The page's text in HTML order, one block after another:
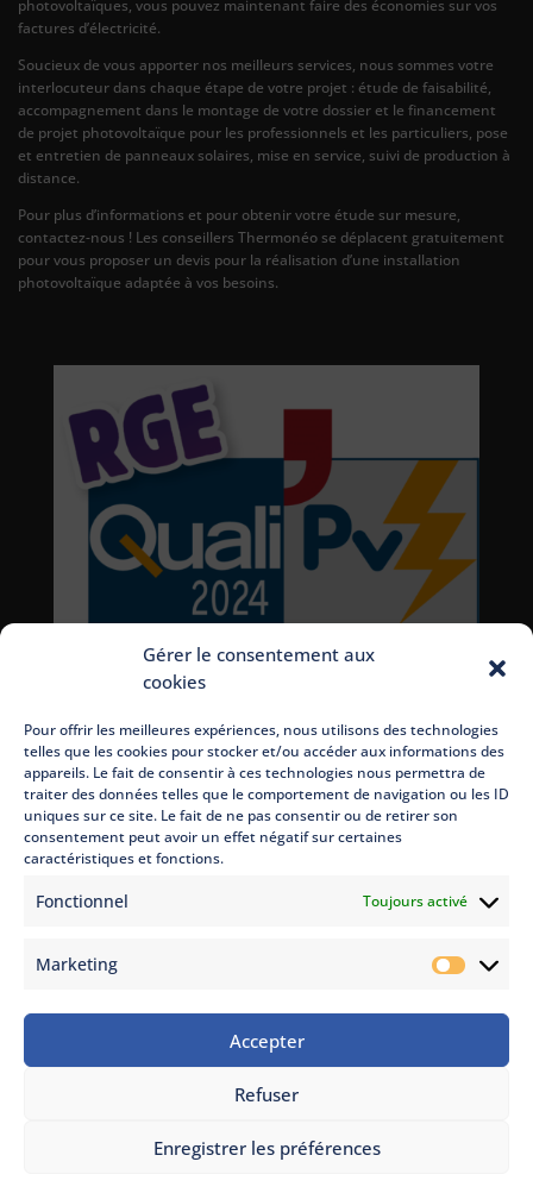
Gérer le consentement aux
cookies
Pour offrir les meilleures expériences, nous utilisons des technologies
telles que les cookies pour stocker et/ou accéder aux informations des
appareils. Le fait de consentir à ces technologies nous permettra de
traiter des données telles que le comportement de navigation ou les ID
uniques sur ce site. Le fait de ne pas consentir ou de retirer son
consentement peut avoir un effet négatif sur certaines
caractéristiques et fonctions.
Fonctionnel Toujours activé
Marketing
Accepter
Refuser
Enregistrer les préférences
ON VOUS RAPPELLE
SIMULATION
photovoltaïques, vous pouvez maintenant faire des économies sur vos
factures d’électricité.
Soucieux de vous apporter nos meilleurs services, nous sommes votre
interlocuteur dans chaque étape de votre projet : étude de faisabilité,
accompagnement dans le montage de votre dossier et le financement
de projet photovoltaïque pour les professionnels et les particuliers, pose
et entretien de panneaux solaires, mise en service, suivi de production à
distance.
Pour plus d’informations et pour obtenir votre étude sur mesure,
contactez-nous ! Les conseillers Thermonéo se déplacent gratuitement
pour vous proposer un devis pour la réalisation d’une installation
photovoltaïque adaptée à vos besoins.
| Adapté avec